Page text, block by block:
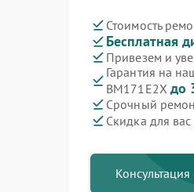
Стоимость
Бесплатная
Привезем и
Гарантия на
BM171E2X до
Срочный
Скидка для